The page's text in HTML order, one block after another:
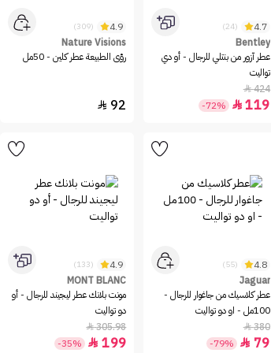
4.7
(24)
Bentley
عطر آزور من بنتلي للرجال - أو دي
تواليت
424

119

-72%
4.9
(309)
Nature Visions
رؤى الطبيعة عطر كلين - 50مل
92

4.8
(55)
Jaguar
عطر كلاسيك من جاغوار للرجال -
100مل - او دو تواليت
380

79

-79%
4.9
(133)
MONT BLANC
مونت بلانك عطر ليجيند للرجال - أو
دو تواليت
305.98

199

-35%